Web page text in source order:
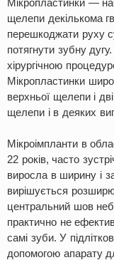
Мікропластинки —
щелепи декількома
перешкоджати руху
потягнути зубну
хірургічною
Мікропластинки
верхньої щелепи і
щелепи і в деяких
Мікроімпланти в
22 років, часто
виросла в ширину і
вирішується
центральний шов
практично не
самі зуби. У
допомогою апарату